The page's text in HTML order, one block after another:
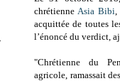
chrétienne Asia Bibi
acquittée de toutes
l’énoncé du verdict,
"Chrétienne du
agricole, ramassait